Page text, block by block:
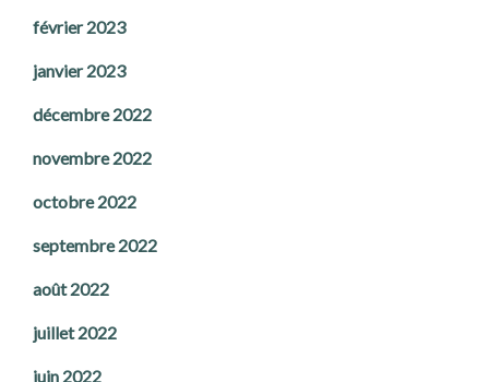
février 2023
janvier 2023
décembre 2022
novembre 2022
octobre 2022
septembre 2022
août 2022
juillet 2022
juin 2022